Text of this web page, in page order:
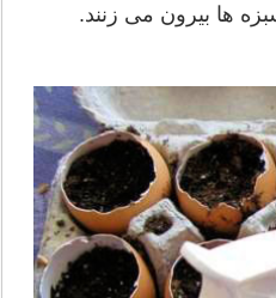
ها بیرون می زنند.